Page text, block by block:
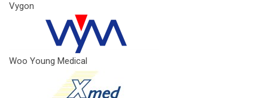
Vygon
Woo Young Medical